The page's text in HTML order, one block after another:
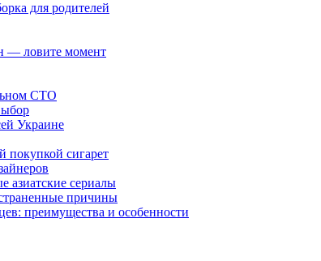
для родителей
— ловите момент
СТО
Украине
покупкой сигарет
азиатские сериалы
причины
преимущества и особенности